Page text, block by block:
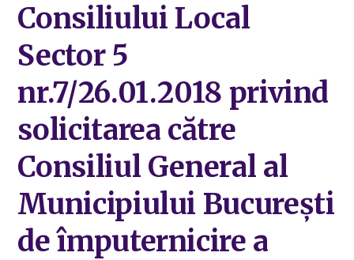
Consiliului Local
Sector 5
nr.7/26.01.2018 privind
solicitarea către
Consiliul General al
Municipiului București
de împuternicire a